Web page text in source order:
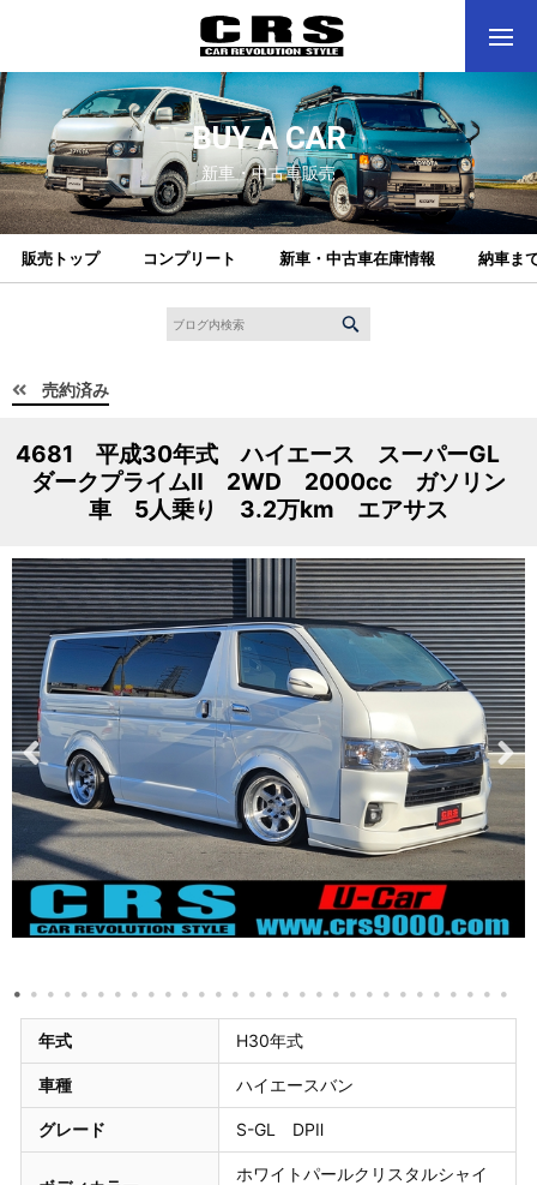
BUY A CAR
新車・中古車販売
販売トップ コンプリート 新車・中古車在庫情報 納車ま
売約済み
4681 平成30年式 ハイエース スーパーGL
ダークプライムⅡ 2WD 2000cc ガソリン
車 5人乗り 3.2万km エアサス
年式 H30年式
車種 ハイエースバン
グレード S-GL DPⅡ
ホワイトパールクリスタルシャイ